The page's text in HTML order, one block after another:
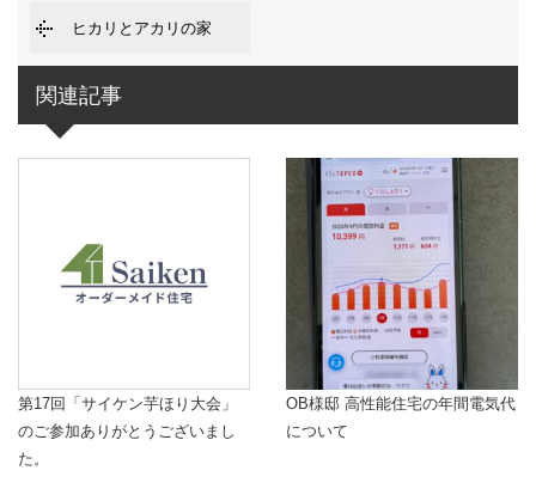
ヒカリとアカリの家
関連記事
第17回「サイケン芋ほり大会」
のご参加ありがとうございまし
た。
OB様邸 高性能住宅の年間電気代
について